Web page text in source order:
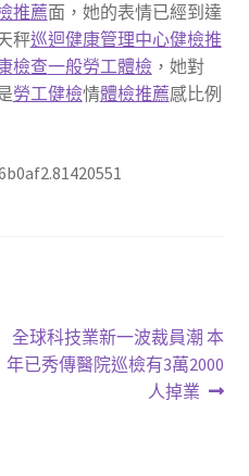
推薦面，她的表情已經到達
秤巡迴健康管理中心健檢推
檢查一般勞工體檢，她對
勞工健檢情體檢推薦感比例
下
一
全球科技業新一波裁員潮 本
年已秀傳醫院巡檢有3萬2000
人掉業